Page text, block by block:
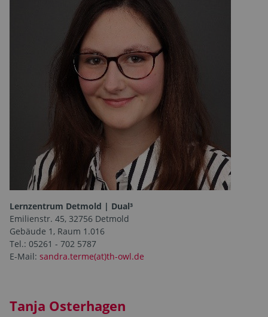
Lernzentrum Detmold | Dual³
Emilienstr. 45, 32756 Detmold
Gebäude 1, Raum 1.016
Tel.: 05261 - 702 5787
E-Mail: sandra.terme(at)th-owl.de
Tanja Osterhagen